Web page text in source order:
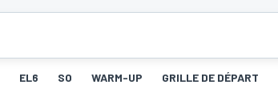
EL6 SO WARM-UP GRILLE DE DÉPART